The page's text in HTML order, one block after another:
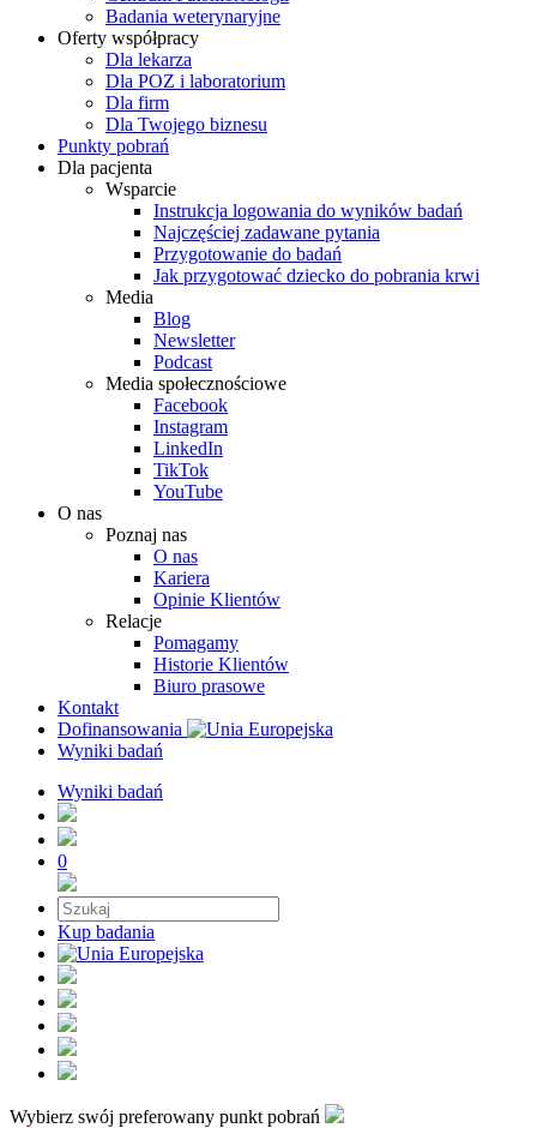
Badania weterynaryjne
Oferty współpracy
Dla lekarza
Dla POZ i laboratorium
Dla firm
Dla Twojego biznesu
Punkty pobrań
Dla pacjenta
Wsparcie
Instrukcja logowania do wyników badań
Najczęściej zadawane pytania
Przygotowanie do badań
Jak przygotować dziecko do pobrania krwi
Media
Blog
Newsletter
Podcast
Media społecznościowe
Facebook
Instagram
LinkedIn
TikTok
YouTube
O nas
Poznaj nas
O nas
Kariera
Opinie Klientów
Relacje
Pomagamy
Historie Klientów
Biuro prasowe
Kontakt
Dofinansowania
Wyniki badań
Wyniki badań
0
Kup badania
Wybierz swój preferowany punkt pobrań